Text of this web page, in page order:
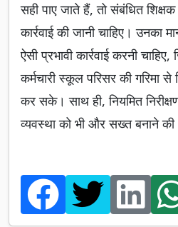
सही पाए जाते हैं, तो संबंधित
कार्रवाई की जानी चाहिए। उनका
ऐसी प्रभावी कार्रवाई करनी
कर्मचारी स्कूल परिसर की गरिमा
कर सके। साथ ही, नियमित
व्यवस्था को भी और सख्त बनाने